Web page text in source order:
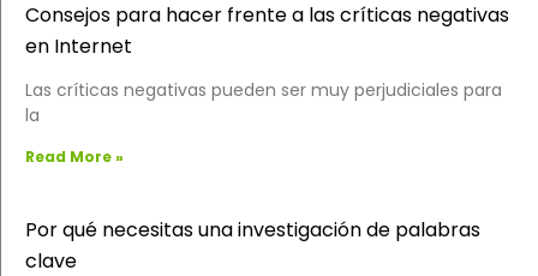
Consejos para hacer frente a las críticas negativas
en Internet
Las críticas negativas pueden ser muy perjudiciales para
la
Read More »
Por qué necesitas una investigación de palabras
clave